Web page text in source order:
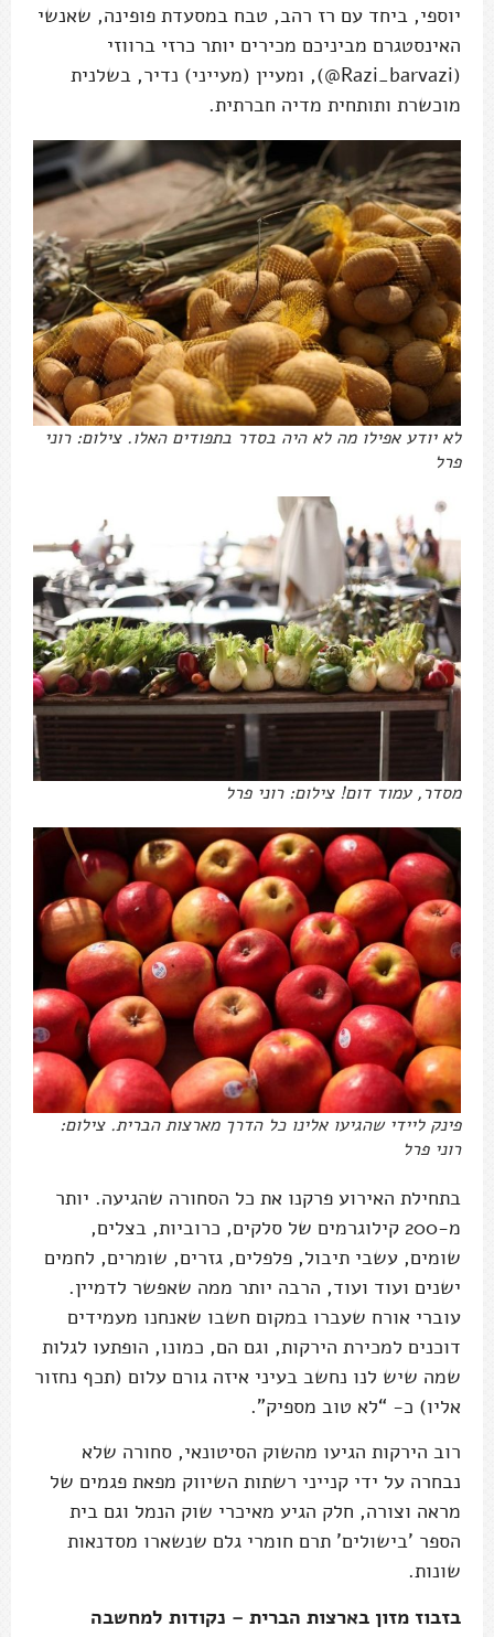
יוספי, ביחד עם רז רהב, טבח במסעדת פופינה, שאנשי
האינסטגרם מביניכם מכירים יותר כרזי ברווזי
(Razi_barvazi@), ומעיין (מעייני) נדיר, בשלנית
מוכשרת ותותחית מדיה חברתית.
לא יודע אפילו מה לא היה בסדר בתפודים האלו. צילום: רוני
פרל
מסדר, עמוד דום! צילום: רוני פרל
פינק ליידי שהגיעו אלינו כל הדרך מארצות הברית. צילום:
רוני פרל
בתחילת האירוע פרקנו את כל הסחורה שהגיעה. יותר
מ-200 קילוגרמים של סלקים, כרוביות, בצלים,
שומים, עשבי תיבול, פלפלים, גזרים, שומרים, לחמים
ישנים ועוד ועוד, הרבה יותר ממה שאפשר לדמיין.
עוברי אורח שעברו במקום חשבו שאנחנו מעמידים
דוכנים למכירת הירקות, וגם הם, כמונו, הופתעו לגלות
שמה שיש לנו נחשב בעיני איזה גורם עלום (תכף נחזור
אליו) כ- “לא טוב מספיק".
רוב הירקות הגיעו מהשוק הסיטונאי, סחורה שלא
נבחרה על ידי קנייני רשתות השיווק מפאת פגמים של
מראה וצורה, חלק הגיע מאיכרי שוק הנמל וגם בית
הספר 'בישולים' תרם חומרי גלם שנשארו מסדנאות
שונות.
בזבוז מזון בארצות הברית – נקודות למחשבה